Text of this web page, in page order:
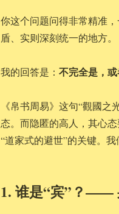
你这个问题问得非常精准
盾、实则深刻统一的地方。
我的回答是： 不完全是，或
《帛书周易》这句“觀國
态。而隐匿的高人，其心
“道家式的避世”的关键。
1. 谁是“宾”？——